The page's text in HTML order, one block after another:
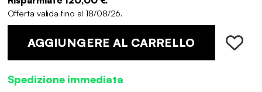
Offerta valida fino al 18/08/26.
AGGIUNGERE AL CARRELLO
Spedizione immediata